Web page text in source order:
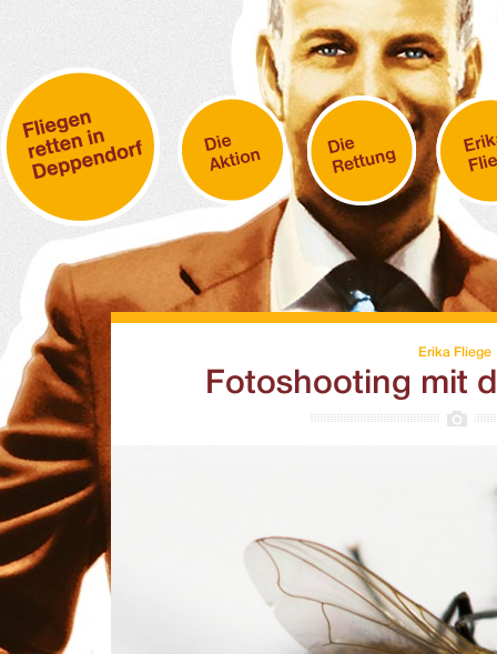
Erika Fliege
Fotoshooting mit